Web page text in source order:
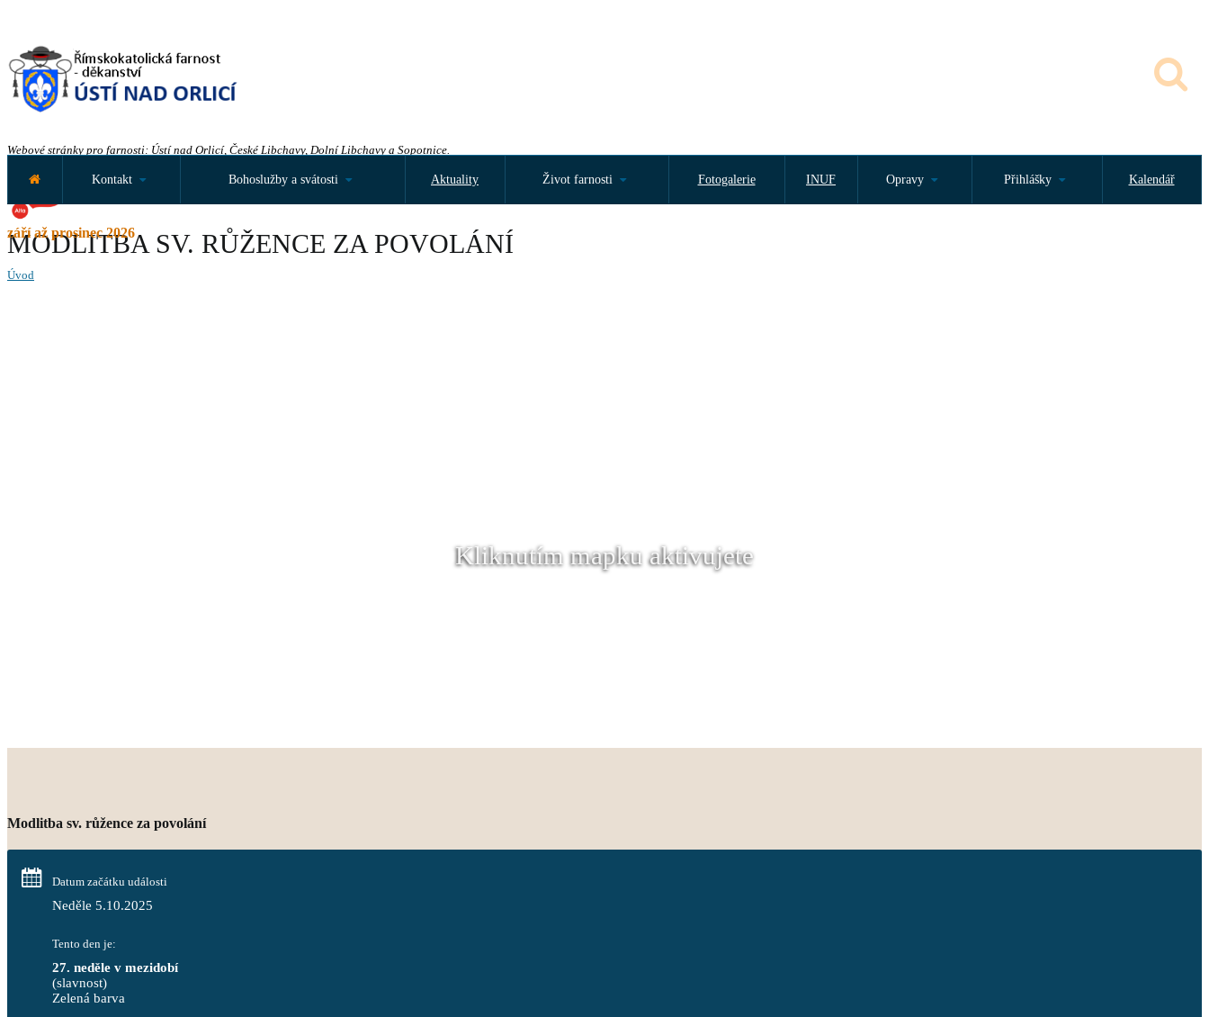
Webové stránky pro farnosti: Ústí nad Orlicí, České Libchavy, Dolní Libchavy a Sopotnice.
září až prosinec 2026
Kontakt Bohoslužby a svátosti Aktuality Život farnosti Fotogalerie INUF Opravy Přihlášky Kalendář
MODLITBA SV. RŮŽENCE ZA POVOLÁNÍ
Úvod
Kliknutím mapku aktivujete
Modlitba sv. růžence za povolání
Datum začátku události
Neděle 5.10.2025
Tento den je:
27. neděle v mezidobí
(slavnost)
Zelená barva